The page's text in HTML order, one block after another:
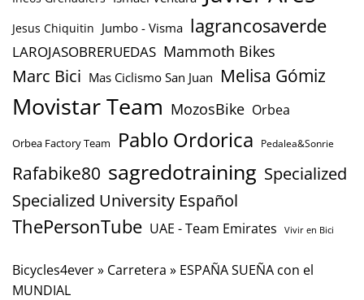
Jesus Chiquitin Jumbo - Visma lagrancosaverde
LAROJASOBRERUEDAS Mammoth Bikes
Marc Bici Mas Ciclismo San Juan Melisa Gómiz
Movistar Team MozosBike Orbea
Orbea Factory Team Pablo Ordorica Pedalea&Sonrie
Rafabike80 sagredotraining Specialized
Specialized University Español
ThePersonTube UAE - Team Emirates Vivir en Bici
Bicycles4ever» Carretera » ESPAÑA SUEÑA con el
MUNDIAL